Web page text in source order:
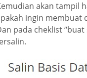
akan tampil
ingin membuat
pada cheklist